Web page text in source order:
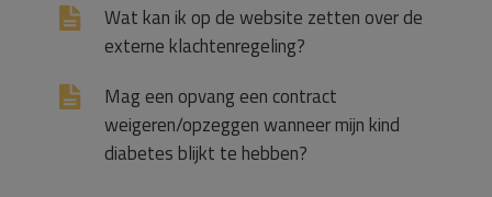
Wat kan ik op de website zetten over de
externe klachtenregeling?
Mag een opvang een contract
weigeren/opzeggen wanneer mijn kind
diabetes blijkt te hebben?